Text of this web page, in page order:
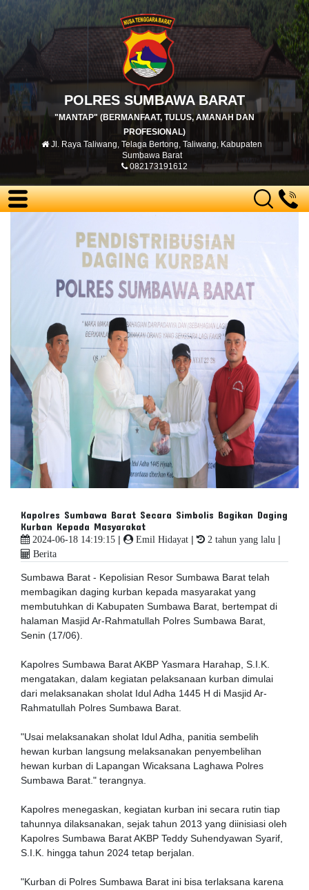
POLRES SUMBAWA BARAT
"MANTAP" (BERMANFAAT, TULUS, AMANAH DAN
PROFESIONAL)
Jl. Raya Taliwang, Telaga Bertong, Taliwang, Kabupaten
Sumbawa Barat
082173191612
Kapolres Sumbawa Barat Secara Simbolis Bagikan Daging
Kurban Kepada Masyarakat
2024-06-18 14:19:15 | Emil Hidayat | 2 tahun yang lalu |
Berita
Sumbawa Barat - Kepolisian Resor Sumbawa Barat telah
membagikan daging kurban kepada masyarakat yang
membutuhkan di Kabupaten Sumbawa Barat, bertempat di
halaman Masjid Ar-Rahmatullah Polres Sumbawa Barat,
Senin (17/06).
Kapolres Sumbawa Barat AKBP Yasmara Harahap, S.I.K.
mengatakan, dalam kegiatan pelaksanaan kurban dimulai
dari melaksanakan sholat Idul Adha 1445 H di Masjid Ar-
Rahmatullah Polres Sumbawa Barat.
"Usai melaksanakan sholat Idul Adha, panitia sembelih
hewan kurban langsung melaksanakan penyembelihan
hewan kurban di Lapangan Wicaksana Laghawa Polres
Sumbawa Barat." terangnya.
Kapolres menegaskan, kegiatan kurban ini secara rutin tiap
tahunnya dilaksanakan, sejak tahun 2013 yang diinisiasi oleh
Kapolres Sumbawa Barat AKBP Teddy Suhendyawan Syarif,
S.I.K. hingga tahun 2024 tetap berjalan.
"Kurban di Polres Sumbawa Barat ini bisa terlaksana karena